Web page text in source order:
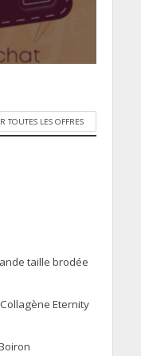
TOUTES LES OFFRES
taille brodée
Eternity